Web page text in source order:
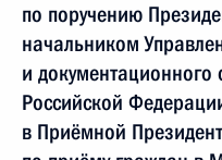
по поручению
начальником
и документационного
Российской
в Приёмной